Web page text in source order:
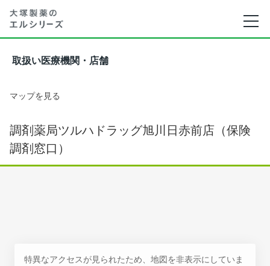
取扱い医療機関・店舗
マップを見る
調剤薬局ツルハドラッグ旭川日赤前店（保険
調剤窓口）
特異なアクセスが見られたため、地図を非表示にしていま